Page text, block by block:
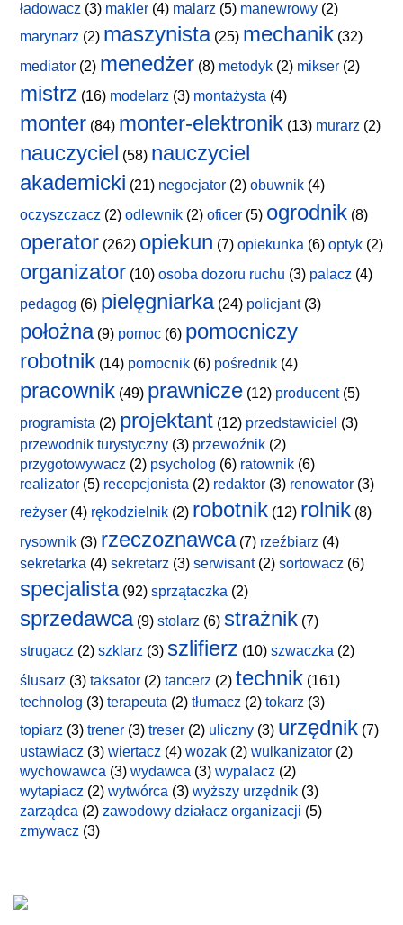
ładowacz (3) makler (4) malarz (5) manewrowy (2)
marynarz (2) maszynista(25) mechanik (32)
mediator (2) menedżer (8) metodyk (2) mikser (2)
mistrz (16) modelarz (3) montażysta (4)
monter (84) monter-elektronik (13) murarz (2)
nauczyciel (58) nauczyciel
akademicki (21) negocjator (2) obuwnik (4)
oczyszczacz (2) odlewnik (2) oficer (5) ogrodnik (8)
operator (262) opiekun (7) opiekunka (6) optyk (2)
organizator (10) osoba dozoru ruchu (3) palacz (4)
pedagog (6) pielęgniarka(24) policjant(3)
położna(9) pomoc (6) pomocniczy
robotnik (14) pomocnik (6) pośrednik (4)
pracownik (49) prawnicze (12) producent(5)
programista (2) projektant (12) przedstawiciel (3)
przewodnik turystyczny (3) przewoźnik (2)
przygotowywacz (2) psycholog (6) ratownik (6)
realizator (5) recepcjonista (2) redaktor (3) renowator (3)
reżyser (4) rękodzielnik (2) robotnik (12) rolnik (8)
rysownik (3) rzeczoznawca(7) rzeźbiarz (4)
sekretarka (4) sekretarz (3) serwisant(2) sortowacz (6)
specjalista(92) sprzątaczka (2)
sprzedawca(9) stolarz (6) strażnik (7)
strugacz (2) szklarz (3) szlifierz (10) szwaczka (2)
ślusarz (3) taksator (2) tancerz (2) technik (161)
technolog (3) terapeuta (2) tłumacz (2) tokarz (3)
topiarz (3) trener (3) treser (2) uliczny (3) urzędnik (7)
ustawiacz (3) wiertacz (4) wozak (2) wulkanizator (2)
wychowawca (3) wydawca (3) wypalacz (2)
wytapiacz (2) wytwórca (3) wyższy urzędnik (3)
zarządca (2) zawodowy działacz organizacji (5)
zmywacz (3)